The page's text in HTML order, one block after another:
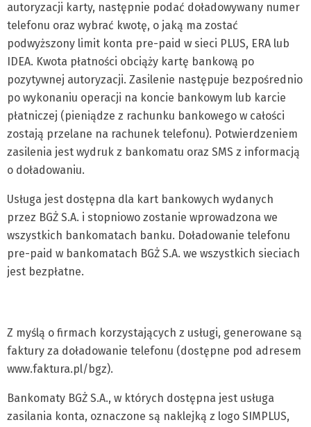
autoryzacji karty, następnie podać doładowywany numer
telefonu oraz wybrać kwotę, o jaką ma zostać
podwyższony limit konta pre-paid w sieci PLUS, ERA lub
IDEA. Kwota płatności obciąży kartę bankową po
pozytywnej autoryzacji. Zasilenie następuje bezpośrednio
po wykonaniu operacji na koncie bankowym lub karcie
płatniczej (pieniądze z rachunku bankowego w całości
zostają przelane na rachunek telefonu). Potwierdzeniem
zasilenia jest wydruk z bankomatu oraz SMS z informacją
o doładowaniu.
Usługa jest dostępna dla kart bankowych wydanych
przez BGŻ S.A. i stopniowo zostanie wprowadzona we
wszystkich bankomatach banku. Doładowanie telefonu
pre-paid w bankomatach BGŻ S.A. we wszystkich sieciach
jest bezpłatne.
Z myślą o firmach korzystających z usługi, generowane są
faktury za doładowanie telefonu (dostępne pod adresem
www.faktura.pl/bgz).
Bankomaty BGŻ S.A., w których dostępna jest usługa
zasilania konta, oznaczone są naklejką z logo SIMPLUS,